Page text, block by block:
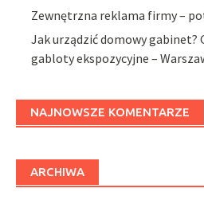
Zewnętrzna reklama firmy –
Jak urządzić domowy
gabloty ekspozycyjne –
NAJNOWSZE KOMENTARZE
ARCHIWA